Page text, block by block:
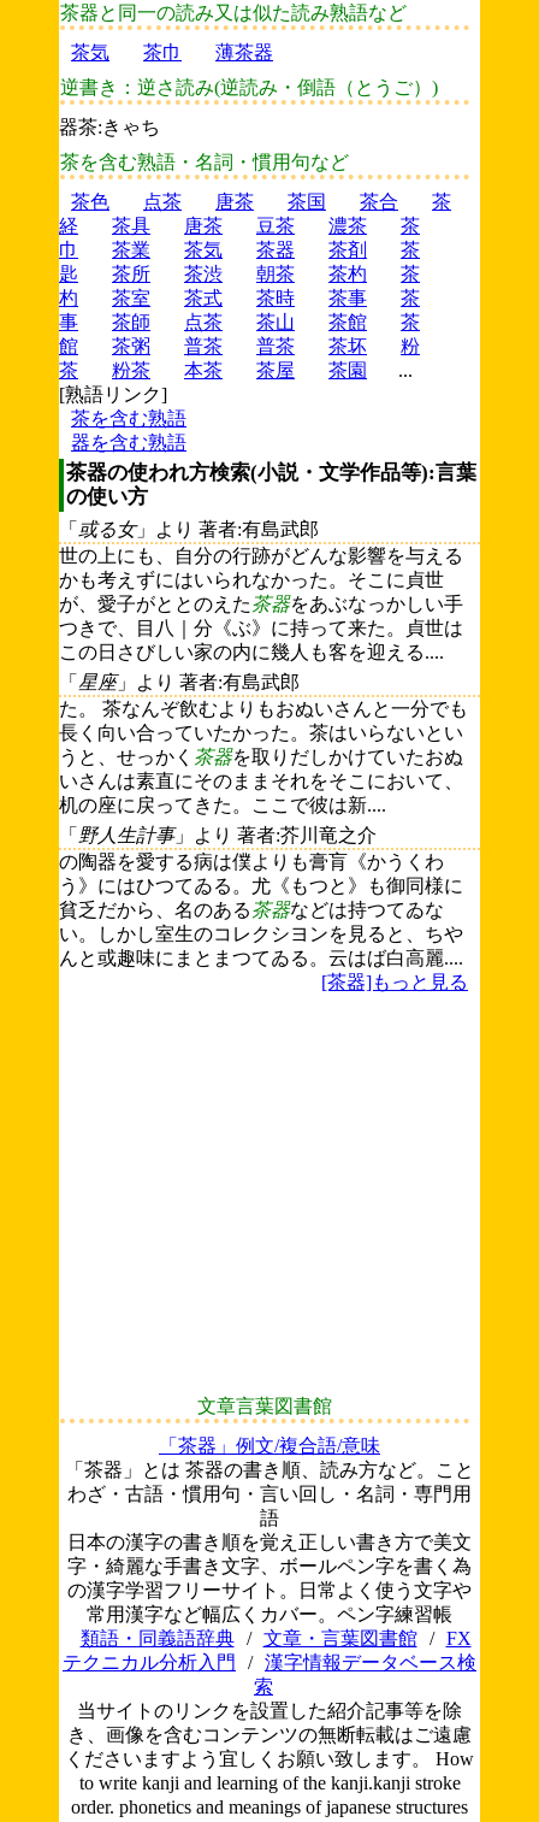
茶器と同一の読み又は似た読み熟語など
茶気
茶巾
薄茶器
逆書き：逆さ読み(逆読み・倒語（とうご）)
器茶:きゃち
茶を含む熟語・名詞・慣用句など
茶色
点茶 唐茶 茶国 茶合
茶
経
茶具 唐茶 豆茶 濃茶
茶
巾
茶業 茶気 茶器 茶剤
茶
匙
茶所 茶渋 朝茶 茶杓
茶
杓
茶室 茶式 茶時 茶事
茶
事
茶師 点茶 茶山 茶館
茶
館
茶粥 普茶 普茶 茶坏
粉
茶
粉茶 本茶 茶屋 茶園
...
[熟語リンク]
茶を含む熟語
器を含む熟語
茶器の使われ方検索(小説・文学作品等):言葉
の使い方
「 或る女」より 著者:有島武郎
世の上にも、自分の行跡がどんな影響を与える
かも考えずにはいられなかった。そこに貞世
が、愛子がととのえた茶器をあぶなっかしい手
つきで、目八｜分《ぶ》に持って来た。貞世は
この日さびしい家の内に幾人も客を迎える....
「 星座」より 著者:有島武郎
た。 茶なんぞ飲むよりもおぬいさんと一分でも
長く向い合っていたかった。茶はいらないとい
うと、せっかく 茶器を取りだしかけていたおぬ
いさんは素直にそのままそれをそこにおいて、
机の座に戻ってきた。ここで彼は新....
「 野人生計事」より 著者:芥川竜之介
の陶器を愛する病は僕よりも膏肓《かうくわ
う》にはひつてゐる。尤《もつと》も御同様に
貧乏だから、名のある茶器などは持つてゐな
い。しかし室生のコレクシヨンを見ると、ちや
んと或趣味にまとまつてゐる。云はば白高麗....
[茶器]もっと見る
文章言葉図書館
「茶器」例文/複合語/意味
「茶器」とは 茶器の書き順、読み方など。こと
わざ・古語・慣用句・言い回し・名詞・専門用
語
日本の漢字の書き順を覚え正しい書き方で美文
字・綺麗な手書き文字、ボールペン字を書く為
の漢字学習フリーサイト。日常よく使う文字や
常用漢字など幅広くカバー。ペン字練習帳
類語・同義語辞典
/ 文章・言葉図書館 /
FX
テクニカル分析入門
/ 漢字情報データベース検
索
当サイトのリンクを設置した紹介記事等を除
き、画像を含むコンテンツの無断転載はご遠慮
くださいますよう宜しくお願い致します。 How
to write kanji and learning of the kanji.kanji stroke
order. phonetics and meanings of japanese structures